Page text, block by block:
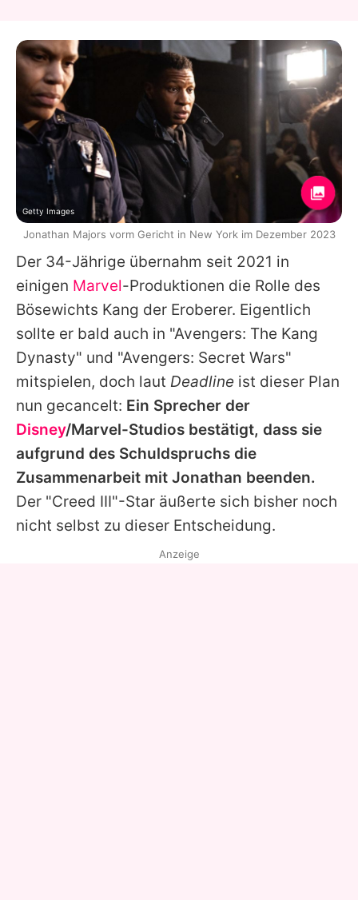
Der 34-Jährige übernahm seit 2021 in
einigen Marvel-Produktionen die Rolle des
Bösewichts Kang der Eroberer. Eigentlich
sollte er bald auch in "Avengers: The Kang
Dynasty" und "Avengers: Secret Wars"
mitspielen, doch laut Deadline ist dieser Plan
nun gecancelt: Ein Sprecher der
Disney/Marvel-Studios bestätigt, dass sie
aufgrund des Schuldspruchs die
Zusammenarbeit mit Jonathan beenden.
Der "Creed III"-Star äußerte sich bisher noch
nicht selbst zu dieser Entscheidung.
Getty Images
Jonathan Majors vorm Gericht in New York im Dezember 2023
Anzeige